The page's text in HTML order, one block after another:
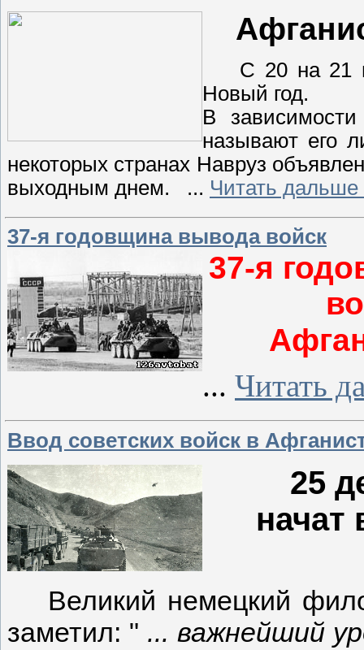
С 20 на 21
Новый год.
В
называют его
некоторых странах Навруз
выходным днем. ... Читать дальше
37-я годовщина вывода войск
37-я
... Читать
Ввод советских войск в
25
начат
Великий немецкий
заметил: " ... важнейший